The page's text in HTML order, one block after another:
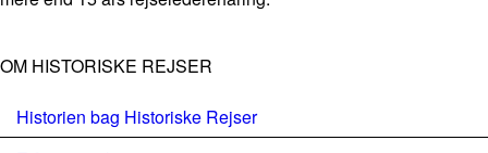
OM HISTORISKE REJSER
Historien bag Historiske Rejser